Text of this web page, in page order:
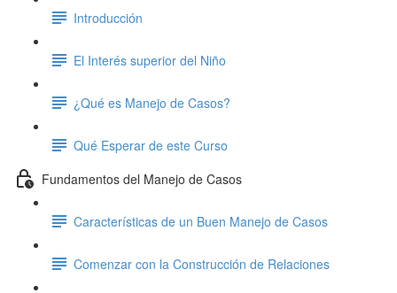
Introducción
El Interés superior del Niño
¿Qué es Manejo de Casos?
Qué Esperar de este Curso
Fundamentos del Manejo de Casos
Características de un Buen Manejo de Casos
Comenzar con la Construcción de Relaciones